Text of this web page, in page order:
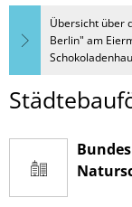
Übersicht über
Berlin" am